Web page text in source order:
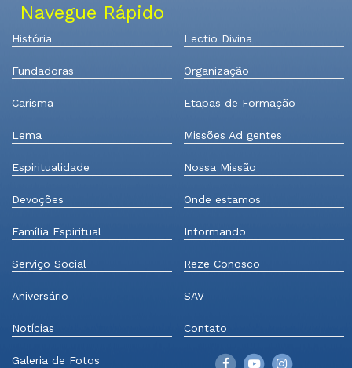
Navegue Rápido
História
Fundadoras
Carisma
Lema
Espiritualidade
Devoções
Lectio Divina
Organização
Etapas de Formação
Missões Ad gentes
Nossa Missão
Onde estamos
Família Espiritual
Serviço Social
Aniversário
Notícias
Galeria de Fotos
Informando
Reze Conosco
SAV
Contato